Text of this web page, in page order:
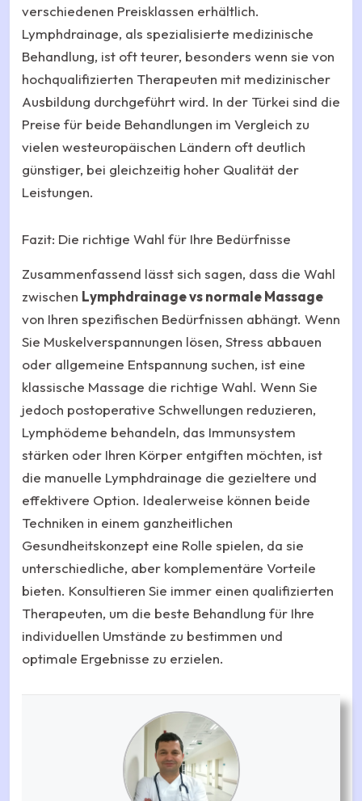
verschiedenen Preisklassen erhältlich.
Lymphdrainage, als spezialisierte medizinische
Behandlung, ist oft teurer, besonders wenn sie von
hochqualifizierten Therapeuten mit medizinischer
Ausbildung durchgeführt wird. In der Türkei sind die
Preise für beide Behandlungen im Vergleich zu
vielen westeuropäischen Ländern oft deutlich
günstiger, bei gleichzeitig hoher Qualität der
Leistungen.
Fazit: Die richtige Wahl für Ihre Bedürfnisse
Zusammenfassend lässt sich sagen, dass die Wahl
zwischen Lymphdrainage vs normale Massage
von Ihren spezifischen Bedürfnissen abhängt. Wenn
Sie Muskelverspannungen lösen, Stress abbauen
oder allgemeine Entspannung suchen, ist eine
klassische Massage die richtige Wahl. Wenn Sie
jedoch postoperative Schwellungen reduzieren,
Lymphödeme behandeln, das Immunsystem
stärken oder Ihren Körper entgiften möchten, ist
die manuelle Lymphdrainage die gezieltere und
effektivere Option. Idealerweise können beide
Techniken in einem ganzheitlichen
Gesundheitskonzept eine Rolle spielen, da sie
unterschiedliche, aber komplementäre Vorteile
bieten. Konsultieren Sie immer einen qualifizierten
Therapeuten, um die beste Behandlung für Ihre
individuellen Umstände zu bestimmen und
optimale Ergebnisse zu erzielen.